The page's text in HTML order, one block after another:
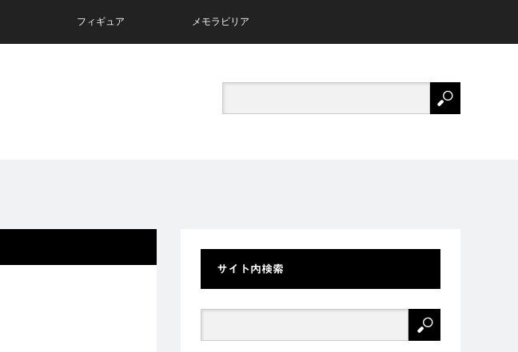
フィギュア メモラビリア
サイト内検索